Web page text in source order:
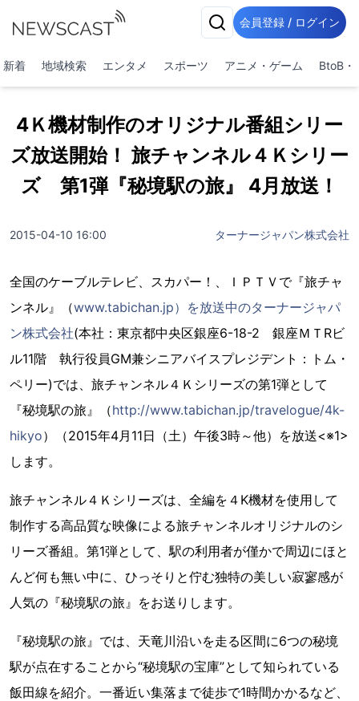
会員登録 / ログイン
新着 地域検索 エンタメ スポーツ アニメ・ゲーム BtoB・
4Ｋ機材制作のオリジナル番組シリー
ズ放送開始！ 旅チャンネル４Ｋシリー
ズ 第1弾『秘境駅の旅』 4月放送！
2015-04-10 16:00 ターナージャパン株式会社
全国のケーブルテレビ、スカパー！、ＩＰＴＶで『旅チャ
ンネル』（www.tabichan.jp）を放送中のターナージャパ
ン株式会社(本社：東京都中央区銀座6-18-2 銀座ＭＴRビ
ル11階 執行役員GM兼シニアバイスプレジデント：トム・
ペリー)では、旅チャンネル４Ｋシリーズの第1弾として
『秘境駅の旅』（http://www.tabichan.jp/travelogue/4k-
hikyo）（2015年4月11日（土）午後3時～他）を放送<※1>
します。
旅チャンネル４Ｋシリーズは、全編を４K機材を使用して
制作する高品質な映像による旅チャンネルオリジナルのシ
リーズ番組。第1弾として、駅の利用者が僅かで周辺にほと
んど何も無い中に、ひっそりと佇む独特の美しい寂寥感が
人気の『秘境駅の旅』をお送りします。
『秘境駅の旅』では、天竜川沿いを走る区間に6つの秘境
駅が点在することから“秘境駅の宝庫”として知られている
飯田線を紹介。一番近い集落まで徒歩で1時間かかるなど、